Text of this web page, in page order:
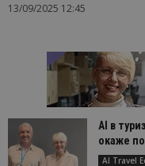
13/09/2025 12:45
AI в
окаже
AI Travel